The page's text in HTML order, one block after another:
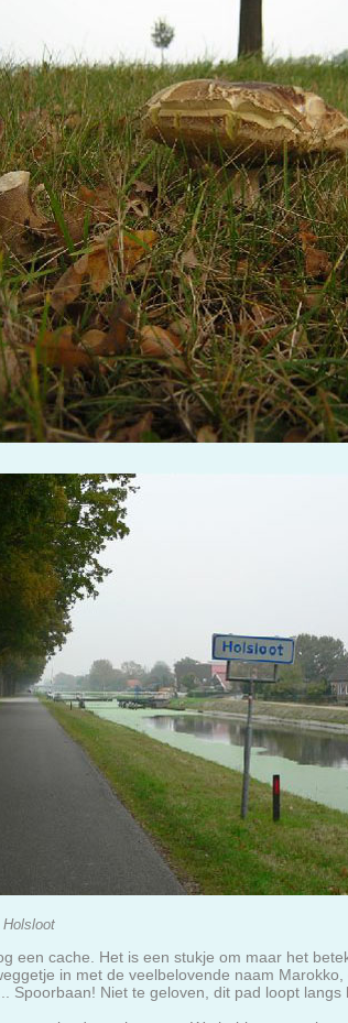
een cache. Het is een stukje om maar het
in met de veelbelovende naam Marokko,
Niet te geloven, dit pad loopt langs